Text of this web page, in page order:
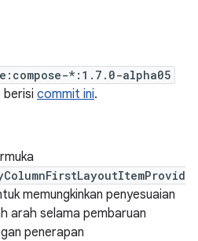
*:1.7.0-alpha05
berisi commit ini.
memungkinkan penyesuaian
arah selama pembaruan
penerapan